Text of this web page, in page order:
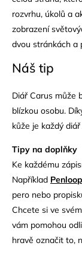
rozvrhu, úkolů a
zobrazení
dvou stránkách a
Náš tip
Diář Carus může
blízkou osobu.
kůže je každý
Tipy na doplňky
Ke každému
Například Penloop
pero nebo
Chcete si ve
vám pomohou
hravě označit to,